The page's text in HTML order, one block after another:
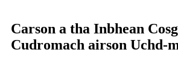
Carson a tha Inbhean
Cudromach airson Uchd-